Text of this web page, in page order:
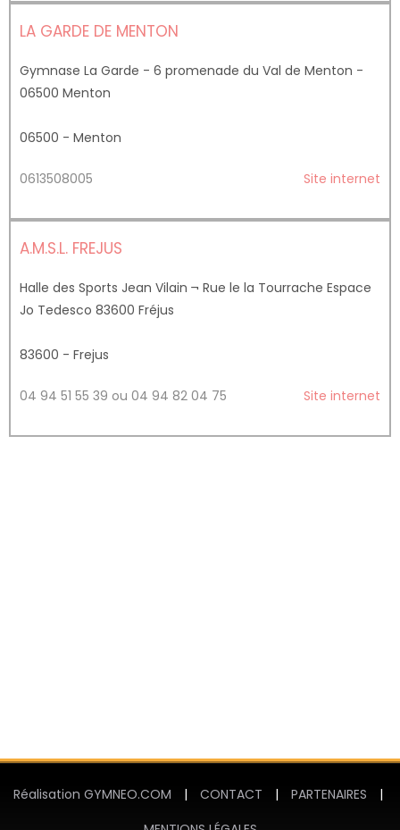
LA GARDE DE MENTON
Gymnase La Garde - 6 promenade du Val de Menton -
06500 Menton
06500 - Menton
Site internet
0613508005
A.M.S.L. FREJUS
Halle des Sports Jean Vilain ¬ Rue le la Tourrache Espace
Jo Tedesco 83600 Fréjus
83600 - Frejus
Site internet
04 94 51 55 39 ou 04 94 82 04 75
Réalisation GYMNEO.COM | CONTACT | PARTENAIRES
|